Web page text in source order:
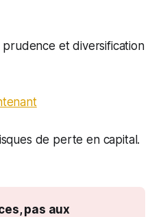
et diversification
de perte en capital.
pas aux